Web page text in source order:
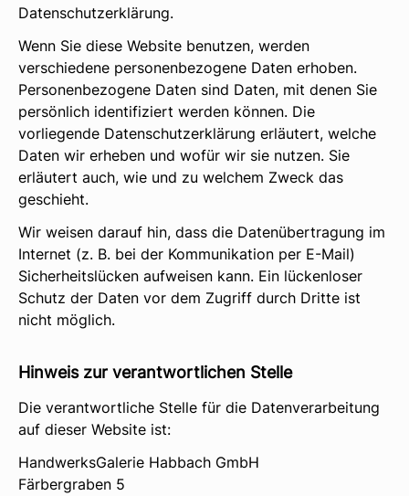
Datenschutzerklärung.
Wenn Sie diese Website benutzen, werden
verschiedene personenbezogene Daten erhoben.
Personenbezogene Daten sind Daten, mit denen Sie
persönlich identifiziert werden können. Die
vorliegende Datenschutzerklärung erläutert, welche
Daten wir erheben und wofür wir sie nutzen. Sie
erläutert auch, wie und zu welchem Zweck das
geschieht.
Wir weisen darauf hin, dass die Datenübertragung im
Internet (z. B. bei der Kommunikation per E-Mail)
Sicherheitslücken aufweisen kann. Ein lückenloser
Schutz der Daten vor dem Zugriff durch Dritte ist
nicht möglich.
Hinweis zur verantwortlichen Stelle
Die verantwortliche Stelle für die Datenverarbeitung
auf dieser Website ist:
HandwerksGalerie Habbach GmbH
Färbergraben 5